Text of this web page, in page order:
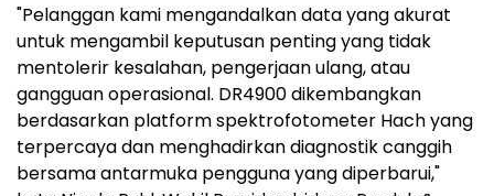
"Pelanggan kami mengandalkan data yang akurat
untuk mengambil keputusan penting yang tidak
mentolerir kesalahan, pengerjaan ulang, atau
gangguan operasional. DR4900 dikembangkan
berdasarkan platform spektrofotometer Hach yang
terpercaya dan menghadirkan diagnostik canggih
bersama antarmuka pengguna yang diperbarui,"